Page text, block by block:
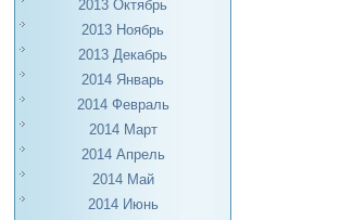
2013 Октябрь
2013 Ноябрь
2013 Декабрь
2014 Январь
2014 Февраль
2014 Март
2014 Апрель
2014 Май
2014 Июнь